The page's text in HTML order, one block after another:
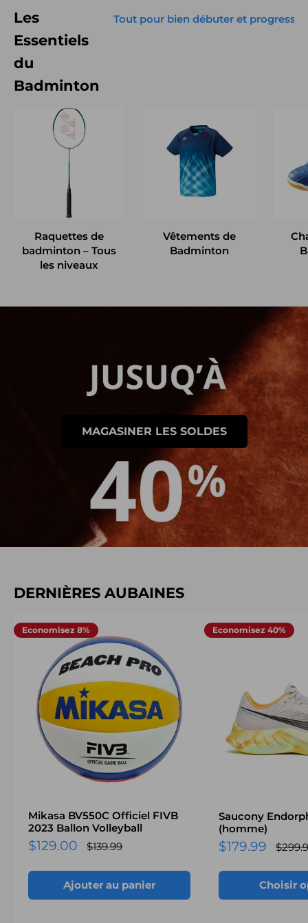
Les
Essentiels
du
Badminton
Tout pour bien débuter et
Raquettes de
badminton – Tous
les niveaux
Vêtements de
Badminton
MAGASINER LES SOLDES
DERNIÈRES AUBAINES
Economisez 8%
Mikasa BV550C Officiel FIVB
2023 Ballon Volleyball
Prix
$129.00 Prix
$139.99
Ajouter au panier
Economisez 40%
Saucony
(homme)
Prix
$179.99 Prix
Choisir